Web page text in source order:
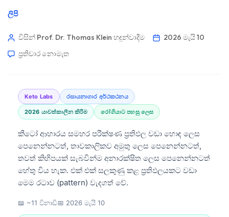
ලිපි
විසින් Prof. Dr. Thomas Klein හඳුන්වාදීම
2026 මැයි 10
ප්‍රතිචාර නොමැත
Keto Labs රසායනාගාර අර්ථකථනය
2026 යාවත්කාලීන කිරීම රෝගියාට පහසු ලෙස
කීටෝ ආහාරය සමහර පරීක්ෂණ ප්‍රතිඵල වඩා හොඳ ලෙස
පෙනෙන්නටත්, තාවකාලිකව අමුතු ලෙස පෙනෙන්නටත්,
තවත් කිහිපයක් සැබවින්ම අනාරක්ෂිත ලෙස පෙනෙන්නටත්
හේතු විය හැක. එක් එක් සලකුණු කළ ප්‍රතිඵලයකට වඩා
මෙම රටාව (pattern) වැදගත් වේ.
📖 ~11 විනාඩි📅 2026 මැයි 10